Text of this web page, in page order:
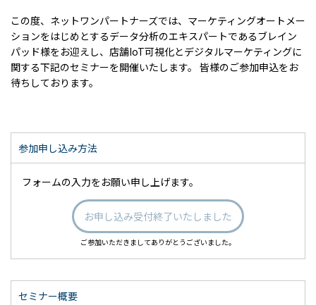
この度、ネットワンパートナーズでは、マーケティングオートメー
ションをはじめとするデータ分析のエキスパートであるブレイン
パッド様をお迎えし、店舗IoT可視化とデジタルマーケティングに
関する下記のセミナーを開催いたします。 皆様のご参加申込をお
待ちしております。
参加申し込み方法
フォームの入力をお願い申し上げます。
お申し込み受付終了いたしました
ご参加いただきましてありがとうございました。
セミナー概要